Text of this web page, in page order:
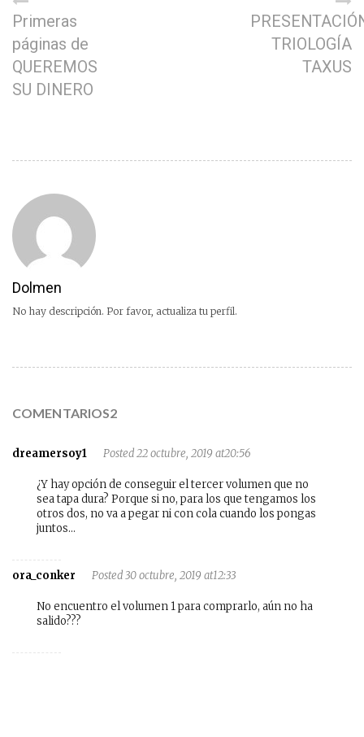
Primeras
páginas de
QUEREMOS
SU DINERO
TRIOLOGÍA
TAXUS
Dolmen
No hay descripción. Por favor, actualiza tu perfil.
COMENTARIOS2
dreamersoy1 Posted 22 octubre, 2019 at20:56
¿Y hay opción de conseguir el tercer volumen que no
sea tapa dura? Porque si no, para los que tengamos los
otros dos, no va a pegar ni con cola cuando los pongas
juntos…
ora_conker Posted 30 octubre, 2019 at12:33
No encuentro el volumen 1 para comprarlo, aún no ha
salido???